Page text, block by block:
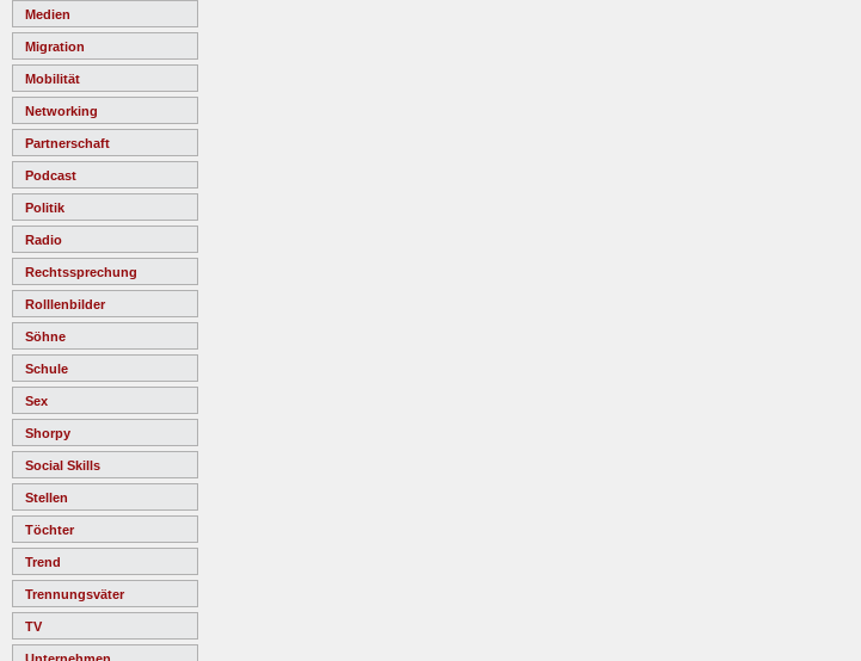
Medien
Migration
Mobilität
Networking
Partnerschaft
Podcast
Politik
Radio
Rechtssprechung
Rolllenbilder
Söhne
Schule
Sex
Shorpy
Social Skills
Stellen
Töchter
Trend
Trennungsväter
TV